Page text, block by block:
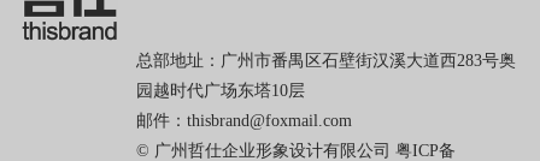
总部地址：广州市番禺区石壁街汉溪大道西283号奥
园越时代广场东塔10层
邮件：thisbrand@foxmail.com
© 广州哲仕企业形象设计有限公司 粤ICP备